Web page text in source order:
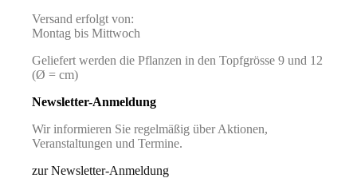
Versand erfolgt von:
Montag bis Mittwoch
Geliefert werden die Pflanzen in den Topfgrösse 9 und 12
(Ø = cm)
Newsletter-Anmeldung
Wir informieren Sie regelmäßig über Aktionen,
Veranstaltungen und Termine.
zur Newsletter-Anmeldung